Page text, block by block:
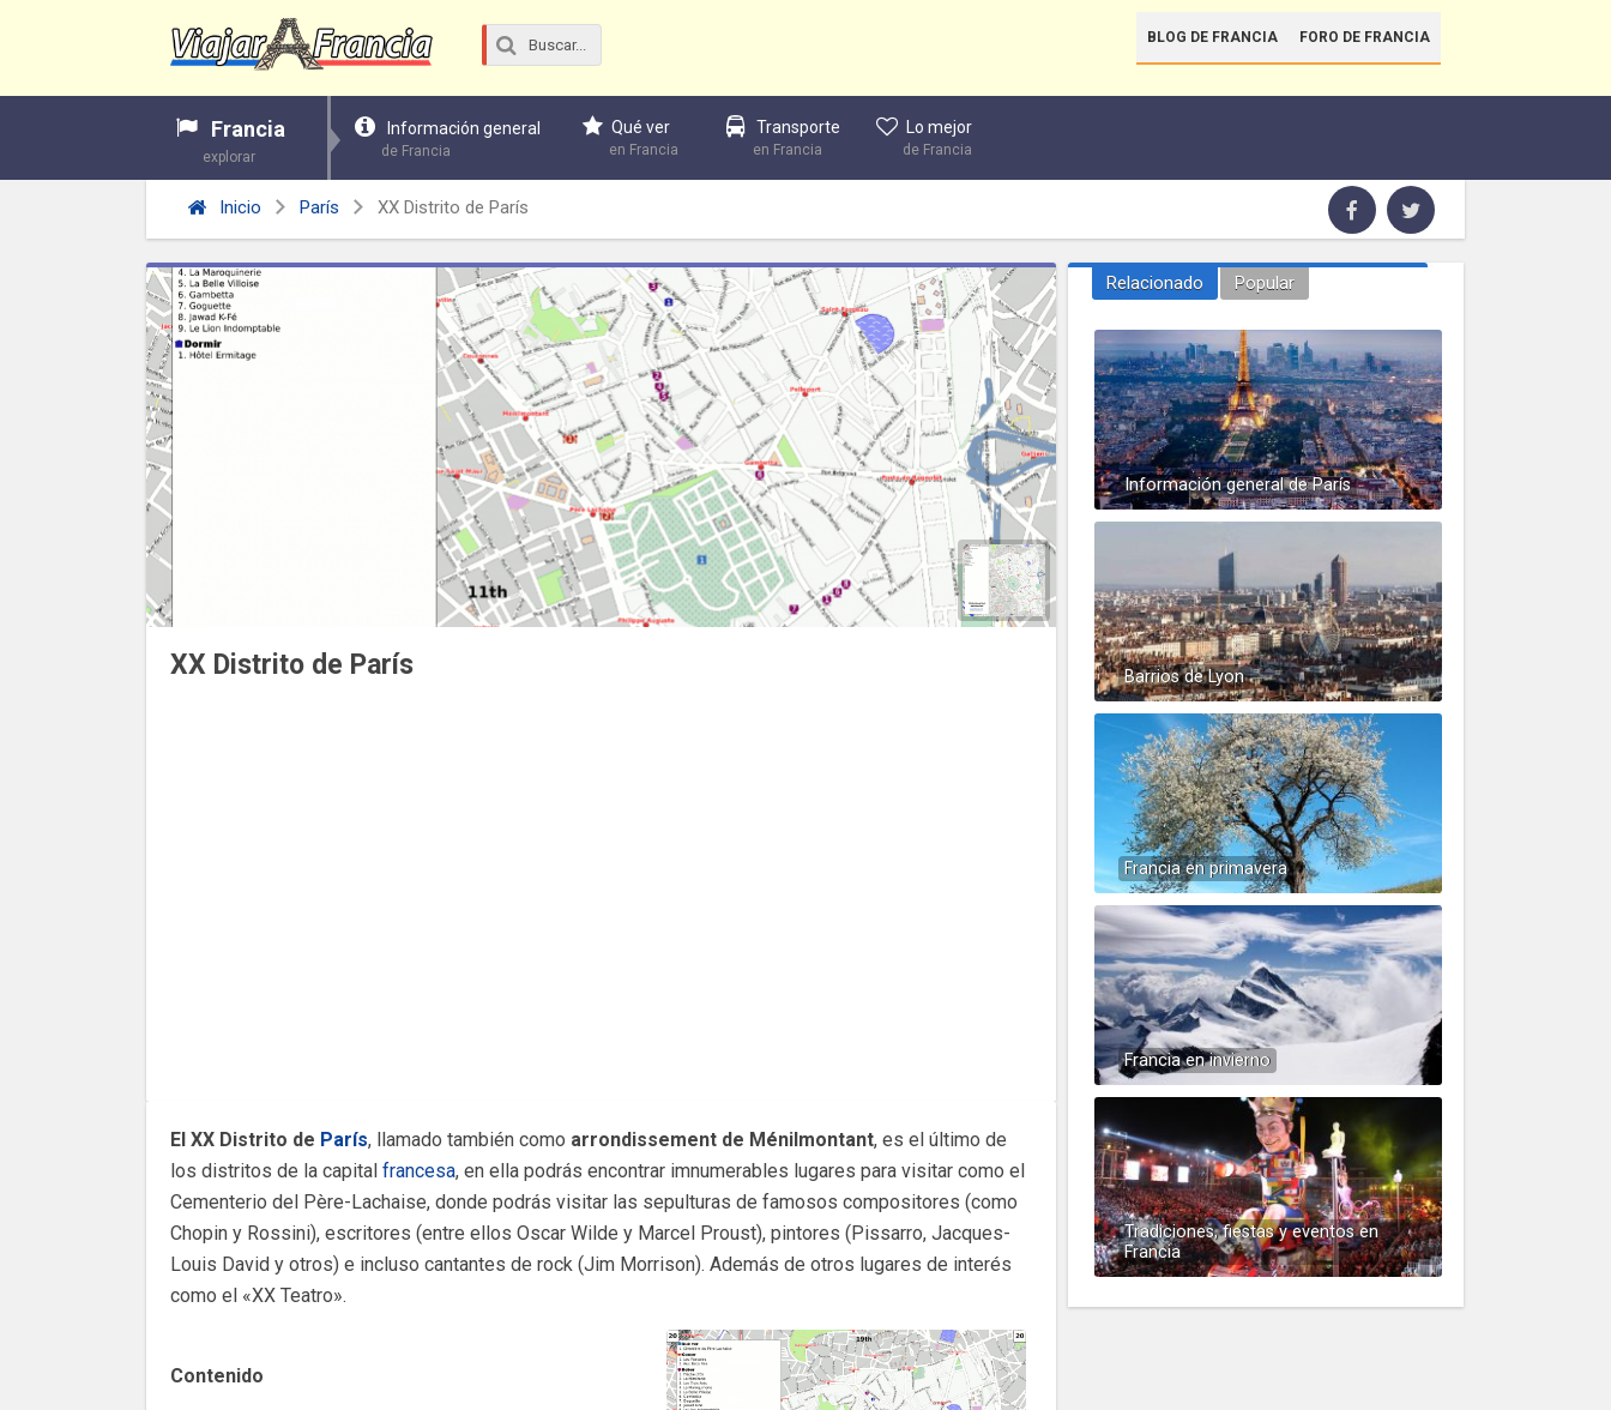
BLOG DE FRANCIA FORO DE FRANCIA
Francia
explorar
Información general
de Francia
Qué ver
en Francia
Transporte
en Francia
Lo mejor
de Francia
Inicio París XX Distrito de París
XX Distrito de París
El XX Distrito de París, llamado también como arrondissement de Ménilmontant, es el último de
los distritos de la capital francesa, en ella podrás encontrar imnumerables lugares para visitar como el
Cementerio del Père-Lachaise, donde podrás visitar las sepulturas de famosos compositores (como
Chopin y Rossini), escritores (entre ellos Oscar Wilde y Marcel Proust), pintores (Pissarro, Jacques-
Louis David y otros) e incluso cantantes de rock (Jim Morrison). Además de otros lugares de interés
como el «XX Teatro».
Contenido
Relacionado Popular
Información general de París
Barrios de Lyon
Francia en primavera
Francia en invierno
Tradiciones, fiestas y eventos en
Francia